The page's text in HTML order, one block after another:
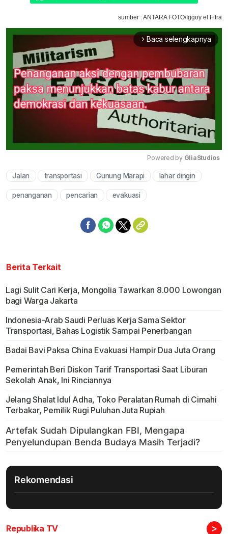
sumber : ANTARA FOTO/Iggoy el Fitra
arrow_forward_ios Baca selengkapnya
Mute
Powered by GliaStudios
Jalan transportasi Gunung Marapi lahar dingin
penanganan pencarian evakuasi
Berita Terkait
Lagi Sulit Cari Kerja, Mongolia Tawarkan 8.000 Lowongan
bagi Warga Jakarta
Indonesia-Arab Saudi Perluas Kerja Sama Sektor
Transportasi, Bahas Logistik Sampai Penerbangan
Badai Bavi Paksa China Evakuasi Hampir Dua Juta Orang
Pemerintah Beri Diskon Tarif Transportasi Saat Liburan
Sekolah Anak, Ini Rinciannya
Jelang Shalat Idul Adha, Toko Peralatan Rumah di Cimahi
Terbakar, Pemilik Rugi Puluhan Juta Rupiah
Rekomendasi
Republika TV >